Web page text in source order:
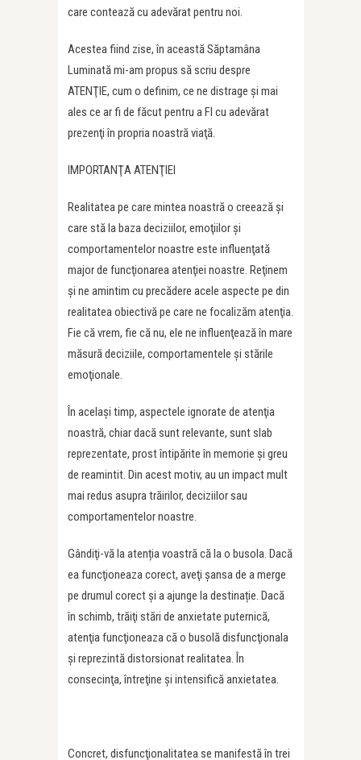
care contează cu adevărat pentru noi.
Acestea fiind zise, în această Săptamâna
Luminată mi-am propus să scriu despre
ATENŢIE, cum o definim, ce ne distrage şi mai
ales ce ar fi de făcut pentru a FI cu adevărat
prezenţi în propria noastră viaţă.
IMPORTANŢA ATENŢIEI
Realitatea pe care mintea noastră o creează şi
care stă la baza deciziilor, emoţiilor şi
comportamentelor noastre este influenţată
major de funcţionarea atenţiei noastre. Reţinem
şi ne amintim cu precădere acele aspecte pe din
realitatea obiectivă pe care ne focalizăm atenţia.
Fie că vrem, fie că nu, ele ne influenţează în mare
măsură deciziile, comportamentele şi stările
emoţionale.
În același timp, aspectele ignorate de atenţia
noastră, chiar dacă sunt relevante, sunt slab
reprezentate, prost întipărite în memorie şi greu
de reamintit. Din acest motiv, au un impact mult
mai redus asupra trăirilor, deciziilor sau
comportamentelor noastre.
Gândiţi-vă la atenția voastră că la o busola. Dacă
ea funcţioneaza corect, aveţi şansa de a merge
pe drumul corect şi a ajunge la destinație. Dacă
în schimb, trăiţi stări de anxietate puternică,
atenţia funcţioneaza că o busolă disfuncţionala
şi reprezintă distorsionat realitatea. În
consecinţa, întreţine şi intensifică anxietatea.
Concret, disfuncţionalitatea se manifestă în trei